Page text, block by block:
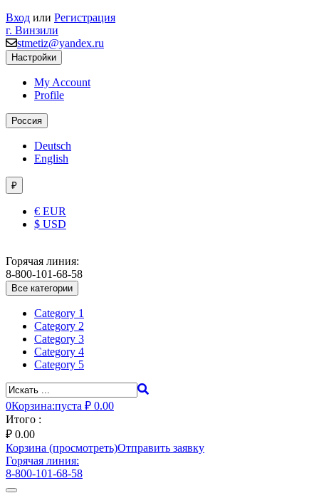
Вход или Регистрация
г. Винзили
stmetiz@yandex.ru
Настройки
My Account
Profile
Россия
Deutsch
English
₽
€ EUR
$ USD
Горячая линия:
8-800-101-68-58
Все категории
Category 1
Category 2
Category 3
Category 4
Category 5
0Корзина:пуста ₽ 0.00
Итого :
₽ 0.00
Корзина (просмотреть)Отправить заявку
Горячая линия:
8-800-101-68-58